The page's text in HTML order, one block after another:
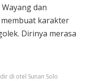
dan
karakter
Dirinya merasa
di otel Sunan Solo